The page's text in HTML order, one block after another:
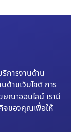
การงานด้าน
านเว็บไซต์ การ
ษณาออนไลน์ เรามี
จของคุณเพื่อให้